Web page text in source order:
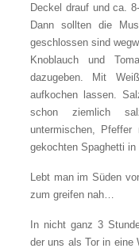
Deckel drauf und ca.
Dann sollten die
geschlossen sind
Knoblauch und
dazugeben. Mit
aufkochen lassen.
schon ziemlich
untermischen,
gekochten Spaghetti in
Lebt man im Süden
zum greifen nah…
In nicht ganz 3
der uns als Tor in eine